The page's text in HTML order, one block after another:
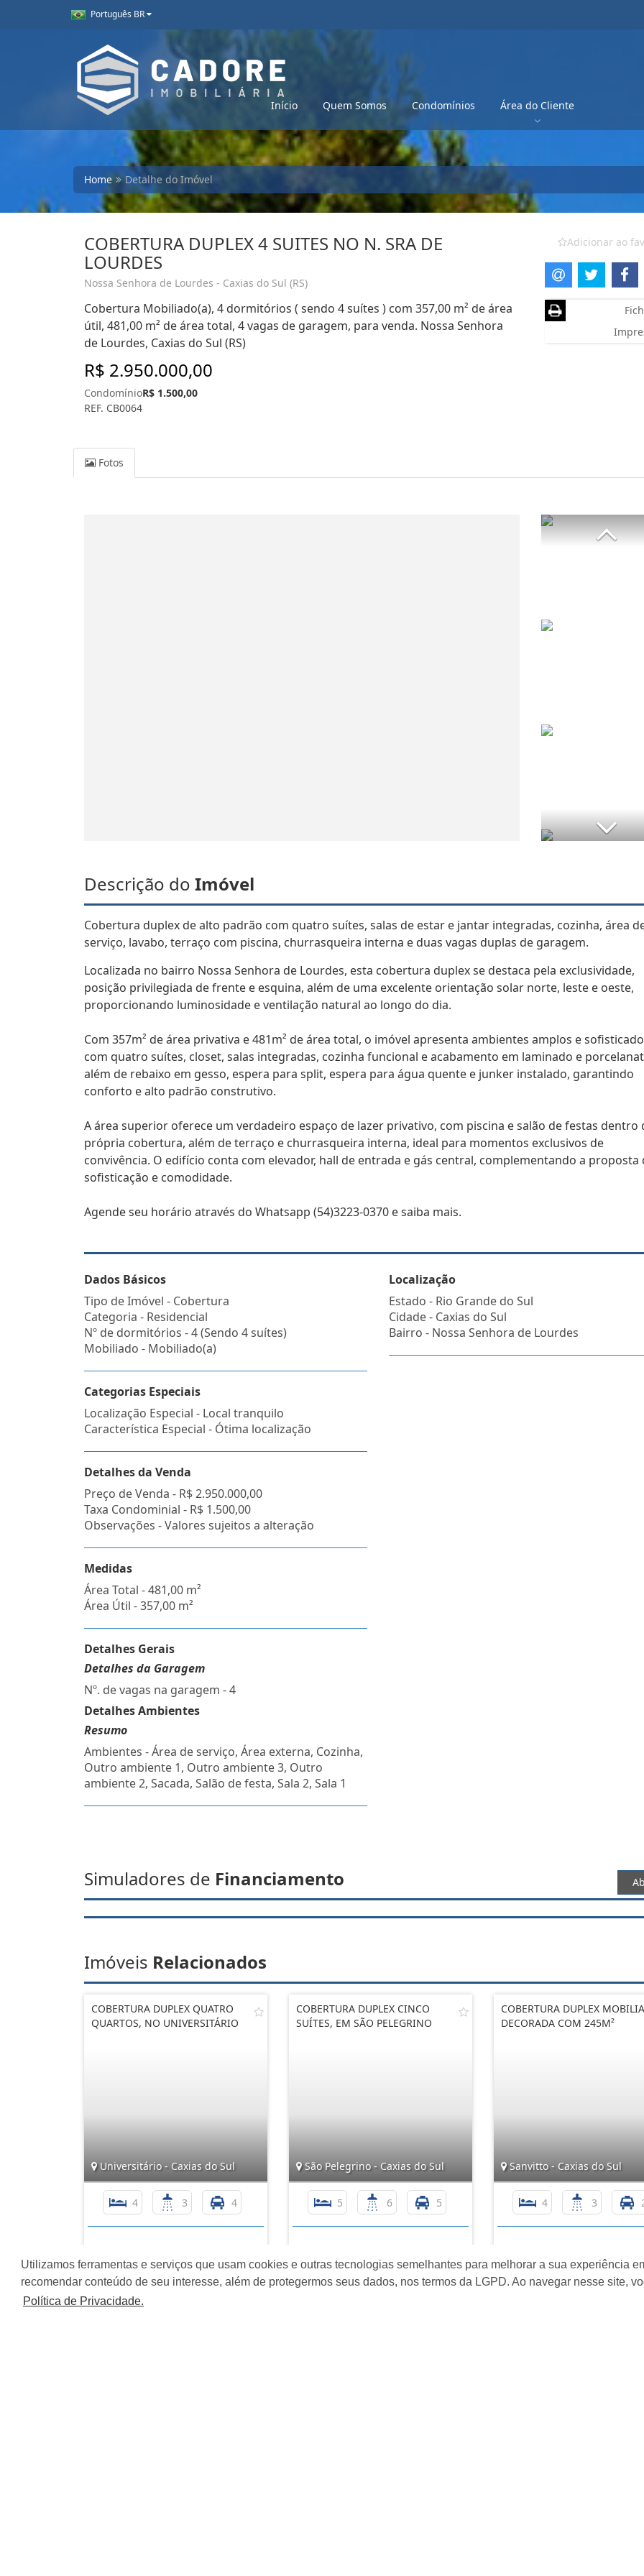
Utilizamos ferramentas e serviços que usam cookies e outras tecnologias semelhantes para melhorar a sua experiência
recomendar conteúdo de seu interesse, além de protegermos seus dados, nos termos da LGPD. Ao navegar nesse site,
Política de Privacidade.
Português BR
Início Quem Somos Condomínios Área do Cliente
Home Detalhe do Imóvel
COBERTURA DUPLEX 4 SUITES NO N. SRA DE
LOURDES
Nossa Senhora de Lourdes - Caxias do Sul (RS)
Cobertura Mobiliado(a), 4 dormitórios ( sendo 4 suítes ) com 357,00 m² de área
útil, 481,00 m² de área total, 4 vagas de garagem, para venda. Nossa Senhora
de Lourdes, Caxias do Sul (RS)
R$ 2.950.000,00
CondomínioR$ 1.500,00
REF. CB0064
Adicionar ao
Fotos
Descrição do Imóvel
Cobertura duplex de alto padrão com quatro suítes, salas de estar e jantar integradas, cozinha, área
serviço, lavabo, terraço com piscina, churrasqueira interna e duas vagas duplas de garagem.
Localizada no bairro Nossa Senhora de Lourdes, esta cobertura duplex se destaca pela exclusividade,
posição privilegiada de frente e esquina, além de uma excelente orientação solar norte, leste e oeste,
proporcionando luminosidade e ventilação natural ao longo do dia.
Com 357m² de área privativa e 481m² de área total, o imóvel apresenta ambientes amplos e
com quatro suítes, closet, salas integradas, cozinha funcional e acabamento em laminado e
além de rebaixo em gesso, espera para split, espera para água quente e junker instalado, garantindo
conforto e alto padrão construtivo.
A área superior oferece um verdadeiro espaço de lazer privativo, com piscina e salão de festas dentro
própria cobertura, além de terraço e churrasqueira interna, ideal para momentos exclusivos de
convivência. O edifício conta com elevador, hall de entrada e gás central, complementando a proposta
sofisticação e comodidade.
Agende seu horário através do Whatsapp (54)3223-0370 e saiba mais.
Dados Básicos
Tipo de Imóvel - Cobertura
Categoria - Residencial
Nº de dormitórios - 4 (Sendo 4 suítes)
Mobiliado - Mobiliado(a)
Categorias Especiais
Localização Especial - Local tranquilo
Característica Especial - Ótima localização
Detalhes da Venda
Preço de Venda - R$ 2.950.000,00
Taxa Condominial - R$ 1.500,00
Observações - Valores sujeitos a alteração
Medidas
Área Total - 481,00 m²
Área Útil - 357,00 m²
Detalhes Gerais
Detalhes da Garagem
Nº. de vagas na garagem - 4
Detalhes Ambientes
Resumo
Ambientes - Área de serviço, Área externa, Cozinha,
Outro ambiente 1, Outro ambiente 3, Outro
ambiente 2, Sacada, Salão de festa, Sala 2, Sala 1
Localização
Estado - Rio Grande do Sul
Cidade - Caxias do Sul
Bairro - Nossa Senhora de Lourdes
Simuladores de Financiamento
Imóveis Relacionados
COBERTURA DUPLEX QUATRO
QUARTOS, NO UNIVERSITÁRIO
Universitário - Caxias do Sul
4 3 4
R$ 1.400.000,00
COBERTURA DUPLEX CINCO
SUÍTES, EM SÃO PELEGRINO
São Pelegrino - Caxias do Sul
5 6 5
R$ 4.000.000,00
COBERTURA DUPLEX
DECORADA COM 245M²
Sanvitto - Caxias do Sul
4 3
R$ 1.449.000,00